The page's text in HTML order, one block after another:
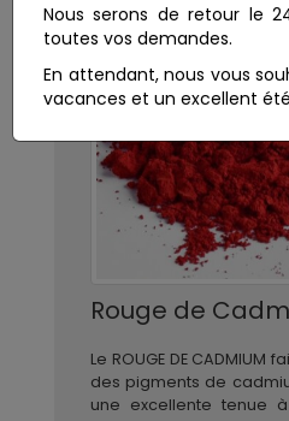
Rouge de
Le ROUGE DE
des pigments de
une excellente tenue
Nous serons de retour le
toutes vos demandes.
En attendant, nous vous
vacances et un excellent